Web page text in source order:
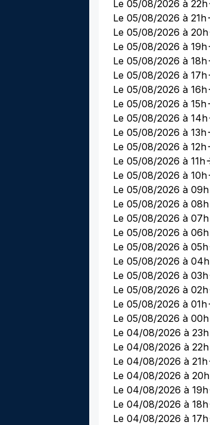
Le 05/08/2026 à 22h
Le 05/08/2026 à 21h
Le 05/08/2026 à 20h
Le 05/08/2026 à 19h
Le 05/08/2026 à 18h
Le 05/08/2026 à 17h
Le 05/08/2026 à 16h
Le 05/08/2026 à 15h
Le 05/08/2026 à 14h
Le 05/08/2026 à 13h
Le 05/08/2026 à 12h
Le 05/08/2026 à 11h
Le 05/08/2026 à 10h
Le 05/08/2026 à 09h
Le 05/08/2026 à 08h
Le 05/08/2026 à 07h
Le 05/08/2026 à 06h
Le 05/08/2026 à 05h
Le 05/08/2026 à 04h
Le 05/08/2026 à 03h
Le 05/08/2026 à 02h
Le 05/08/2026 à 01h
Le 05/08/2026 à 00h
Le 04/08/2026 à 23h
Le 04/08/2026 à 22h
Le 04/08/2026 à 21h
Le 04/08/2026 à 20h
Le 04/08/2026 à 19h
Le 04/08/2026 à 18h
Le 04/08/2026 à 17h